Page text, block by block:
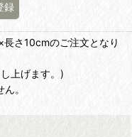
録
さ10cmのご注文となり
上げます。)
。